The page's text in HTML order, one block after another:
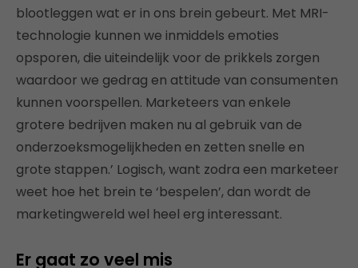
blootleggen wat er in ons brein gebeurt. Met MRI-
technologie kunnen we inmiddels emoties
opsporen, die uiteindelijk voor de prikkels zorgen
waardoor we gedrag en attitude van consumenten
kunnen voorspellen. Marketeers van enkele
grotere bedrijven maken nu al gebruik van de
onderzoeksmogelijkheden en zetten snelle en
grote stappen.’ Logisch, want zodra een marketeer
weet hoe het brein te ‘bespelen’, dan wordt de
marketingwereld wel heel erg interessant.
Er gaat zo veel mis